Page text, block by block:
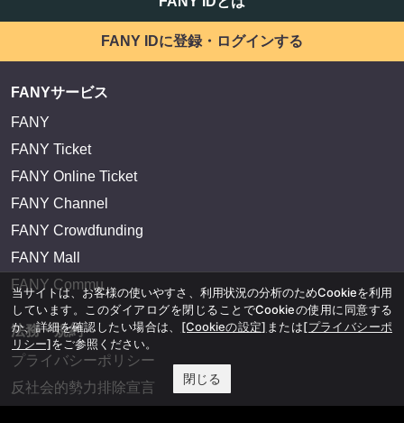
FANY IDに登録・ログインする
FANYサービス
FANY
FANY Ticket
FANY Online Ticket
FANY Channel
FANY Crowdfunding
FANY Mall
FANY Commu
法務・規約
プライバシーポリシー
反社会的勢力排除宣言
当サイトは、お客様の使いやすさ、利用状況の分析のためCookieを利用
しています。このダイアログを閉じることでCookieの使用に同意する
か、詳細を確認したい場合は、 [Cookieの設定] または[プライバシーポ
リシー]をご参照ください。
閉じる